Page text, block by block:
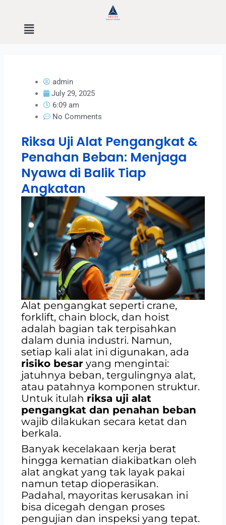
contentMenu
admin
July 29, 2025
6:09 am
No Comments
Riksa Uji Alat Pengangkat &
Penahan Beban: Menjaga
Nyawa di Balik Tiap
Angkatan
Alat pengangkat seperti crane,
forklift, chain block, dan hoist
adalah bagian tak terpisahkan
dalam dunia industri. Namun,
setiap kali alat ini digunakan, ada
risiko besar yang mengintai:
jatuhnya beban, tergulingnya alat,
atau patahnya komponen struktur.
Untuk itulah riksa uji alat
pengangkat dan penahan beban
wajib dilakukan secara ketat dan
berkala.
Banyak kecelakaan kerja berat
hingga kematian diakibatkan oleh
alat angkat yang tak layak pakai
namun tetap dioperasikan.
Padahal, mayoritas kerusakan ini
bisa dicegah dengan proses
pengujian dan inspeksi yang tepat.